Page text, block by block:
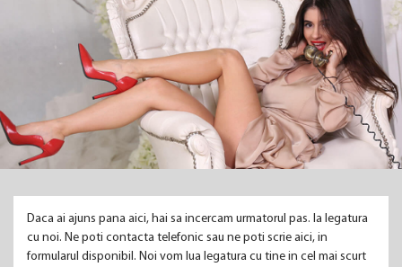
Daca ai ajuns pana aici, hai sa incercam urmatorul pas. Ia legatura
cu noi. Ne poti contacta telefonic sau ne poti scrie aici, in
formularul disponibil. Noi vom lua legatura cu tine in cel mai scurt